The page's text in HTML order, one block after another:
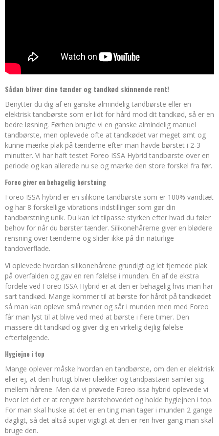
Sådan bliver dine tænder og tandkød skinnende rent!
Benytter du dig af en ganske almindelig tandbørste eller en
elektrisk tandbørste som er lidt for hård mod dit tandkød, så er en
bedre løsning. Førhen brugte vi en ganske almindelig manuel
tandbørste, men oplevede ofte at tandkødet var meget ømt og
kunne mærke plak på tænderne efter man havde børstet i 2-3
minutter. Vi har haft testet Foreo ISSA Hybrid tandbørste over en
periode og kan allerede nu se og mærke den store forskel fra før.
Foreo giver en behagelig børstning
Foreo ISSA hybrid er en silikone tandbørste som er 100% vandtæt
og har 8 forskellige vibrations indstillinger som gør din
tandbørstning unik. Du kan let tilpasse styrken efter hvad du føler
behov for når du børster tænder. Silikonehårerne giver en blødere
rensning over tænderne og slider ikke på din naturlige
tandoverflade.
Vi oplevede hvordan silikonehårene grundigt og let fjernede plak
på overfalden og gav en ren følelse i munden. En af de ekstra
fordele ved Foreo ISSA Hybrid er at den er behagelig hvis man har
sart tandkød. Mange kommer til at børste for hårdt på tandkødet
så man kan opleve små revner og sår i munden men med Foreo
får man lyst til at blive ved med at børste i flere timer. Den
massere dit tandkød og giver dig en virkelig dejlig følelse
efterfølgende.
Hygiejne i top
Mange oplever måske hvordan en tandbørste, om den er elektrisk
eller ej, at den hurtigt bliver ulækker og tandpastaen samler sig
mellem hårene. Men da vi prøvede Foreo issa hybrid oplevede vi
hvor let det er at rengøre børstehovedet og holde hygiejnen i top.
For man skal huske at det er en ting man tager i munden 2 gange
dagligt, så det altså super vigtigt at den er ren hver gang man skal
bruge den.